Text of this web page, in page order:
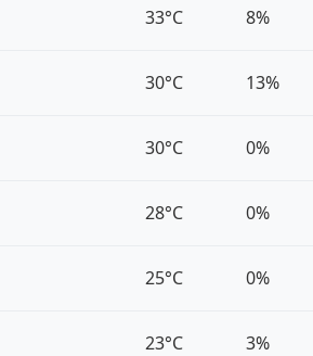
33°C 8%
30°C 13%
30°C 0%
28°C 0%
25°C 0%
23°C 3%